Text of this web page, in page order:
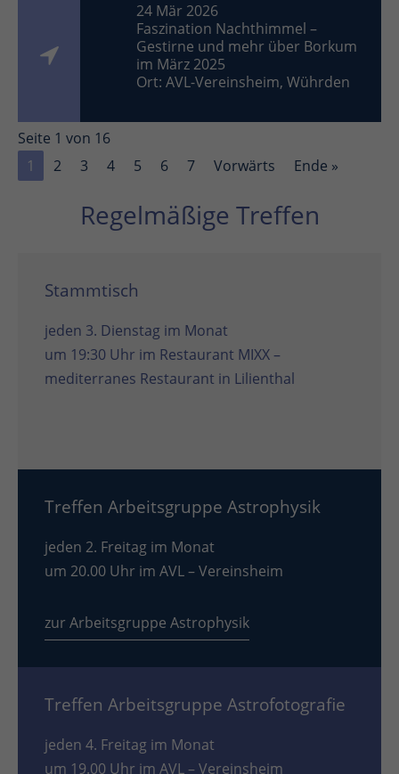
24 Mär 2026
Faszination Nachthimmel –
Gestirne und mehr über Borkum
im März 2025
Ort: AVL-Vereinsheim, Wührden
Seite 1 von 16
1
2 3 4 5 6 7 Vorwärts Ende »
Regelmäßige Treffen
Stammtisch
jeden 3. Dienstag im Monat
um 19:30 Uhr im Restaurant MIXX –
mediterranes Restaurant in Lilienthal
Treffen Arbeitsgruppe Astrophysik
jeden 2. Freitag im Monat
um 20.00 Uhr im AVL – Vereinsheim
zur Arbeitsgruppe Astrophysik
Treffen Arbeitsgruppe Astrofotografie
jeden 4. Freitag im Monat
um 19.00 Uhr im AVL – Vereinsheim